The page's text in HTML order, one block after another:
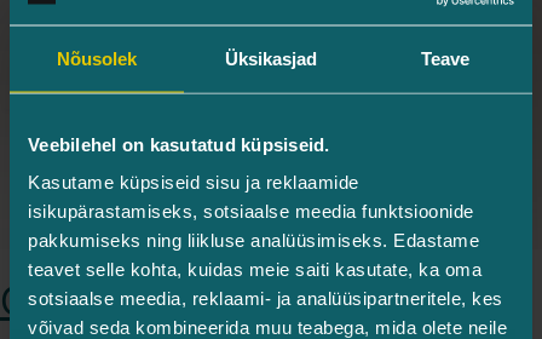
Nõusolek Üksikasjad Teave
Veebilehel on kasutatud küpsiseid.
Kasutame küpsiseid sisu ja reklaamide
isikupärastamiseks, sotsiaalse meedia funktsioonide
pakkumiseks ning liikluse analüüsimiseks. Edastame
teavet selle kohta, kuidas meie saiti kasutate, ka oma
sotsiaalse meedia, reklaami- ja analüüsipartneritele, kes
võivad seda kombineerida muu teabega, mida olete neile
Olga Shramova